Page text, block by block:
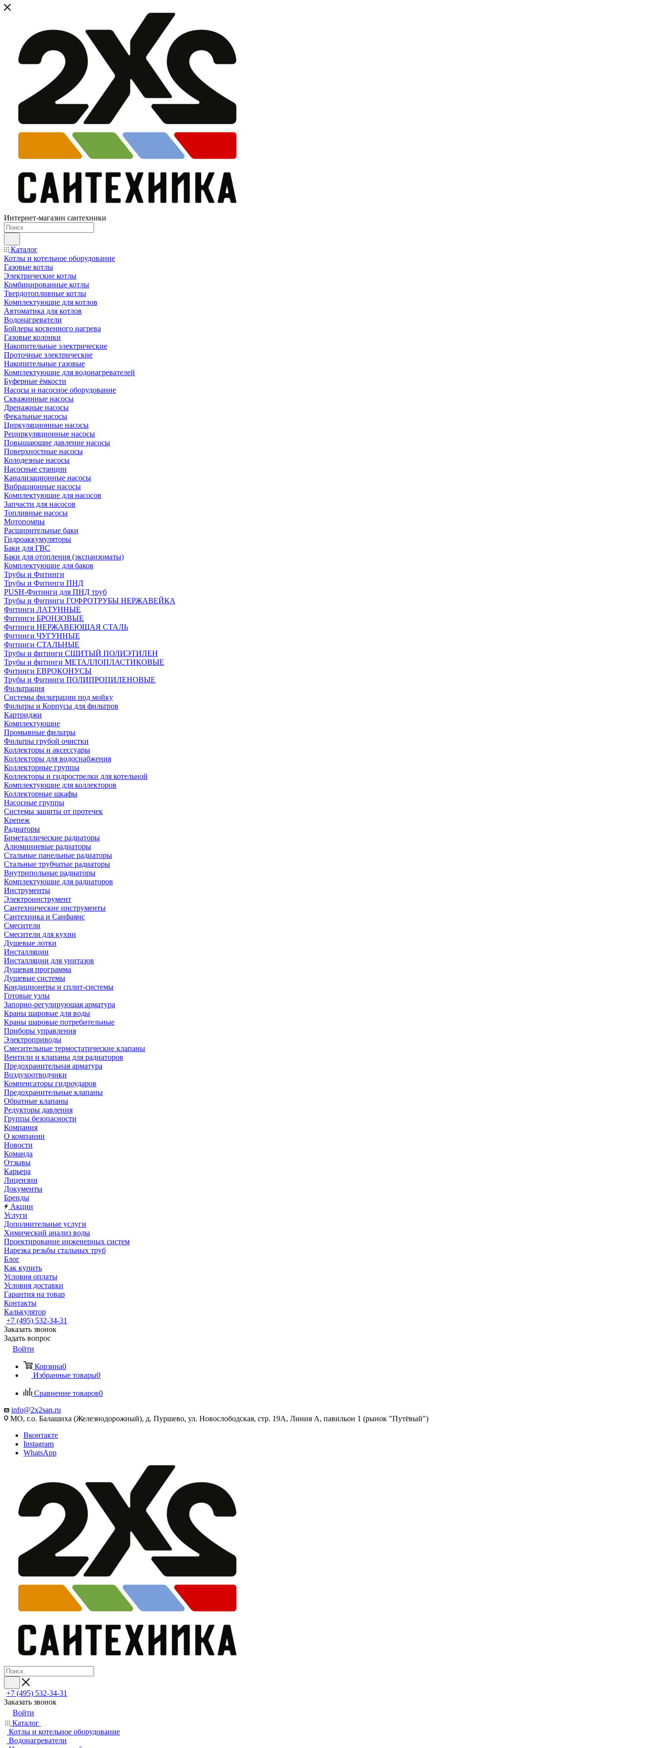
Интернет-магазин сантехники
Каталог
Котлы и котельное оборудование
Газовые котлы
Электрические котлы
Комбинированные котлы
Твердотопливные котлы
Комплектующие для котлов
Автоматика для котлов
Водонагреватели
Бойлеры косвенного нагрева
Газовые колонки
Накопительные электрические
Проточные электрические
Накопительные газовые
Комплектующие для водонагревателей
Буферные ёмкости
Насосы и насосное оборудование
Скважинные насосы
Дренажные насосы
Фекальные насосы
Циркуляционные насосы
Рециркуляционные насосы
Повышающие давление насосы
Поверхностные насосы
Колодезные насосы
Насосные станции
Канализационные насосы
Вибрационные насосы
Комплектующие для насосов
Запчасти для насосов
Топливные насосы
Мотопомпы
Расширительные баки
Гидроаккумуляторы
Баки для ГВС
Баки для отопления (экспанзоматы)
Комплектующие для баков
Трубы и Фитинги
Трубы и Фитинги ПНД
PUSH-Фитинги для ПНД труб
Трубы и Фитинги ГОФРОТРУБЫ НЕРЖАВЕЙКА
Фитинги ЛАТУННЫЕ
Фитинги БРОНЗОВЫЕ
Фитинги НЕРЖАВЕЮЩАЯ СТАЛЬ
Фитинги ЧУГУННЫЕ
Фитинги СТАЛЬНЫЕ
Трубы и фитинги СШИТЫЙ ПОЛИЭТИЛЕН
Трубы и фитинги МЕТАЛЛОПЛАСТИКОВЫЕ
Фитинги ЕВРОКОНУСЫ
Трубы и Фитинги ПОЛИПРОПИЛЕНОВЫЕ
Фильтрация
Системы фильтрации под мойку
Фильтры и Корпусы для фильтров
Картриджи
Комплектующие
Промывные фильтры
Фильтры грубой очистки
Коллекторы и аксессуары
Коллекторы для водоснабжения
Коллекторные группы
Коллекторы и гидрострелки для котельной
Комплектующие для коллекторов
Коллекторные шкафы
Насосные группы
Системы защиты от протечек
Крепеж
Радиаторы
Биметаллические радиаторы
Алюминиевые радиаторы
Стальные панельные радиаторы
Стальные трубчатые радиаторы
Внутрипольные радиаторы
Комплектующие для радиаторов
Инструменты
Электроинструмент
Сантехнические инструменты
Сантехника и Санфаянс
Смесители
Смесители для кухни
Душевые лотки
Инсталляции
Инсталляции для унитазов
Душевая программа
Душевые системы
Кондиционеры и сплит-системы
Готовые узлы
Запорно-регулирующая арматура
Краны шаровые для воды
Краны шаровые потребительные
Приборы управления
Электроприводы
Смесительные термостатические клапаны
Вентили и клапаны для радиаторов
Предохранительная арматура
Воздухоотводчики
Компенсаторы гидроударов
Предохранительные клапаны
Обратные клапаны
Редукторы давления
Группы безопасности
Компания
О компании
Новости
Команда
Отзывы
Карьера
Лицензии
Документы
Бренды
Акции
Услуги
Дополнительные услуги
Химический анализ воды
Проектирование инженерных систем
Нарезка резьбы стальных труб
Блог
Как купить
Условия оплаты
Условия доставки
Гарантия на товар
Контакты
Калькулятор
+7 (495) 532‑34‑31
Заказать звонок
Задать вопрос
Войти
Корзина0
Избранные товары0
Сравнение товаров0
info@2x2san.ru
МО, г.о. Балашиха (Железнодорожный), д. Пуршево, ул. Новослободская, стр. 19А, Линия А, павильон 1 (рынок "Путёвый")
Вконтакте
Instagram
WhatsApp
+7 (495) 532‑34‑31
Заказать звонок
Войти
Каталог
Котлы и котельное оборудование
Водонагреватели